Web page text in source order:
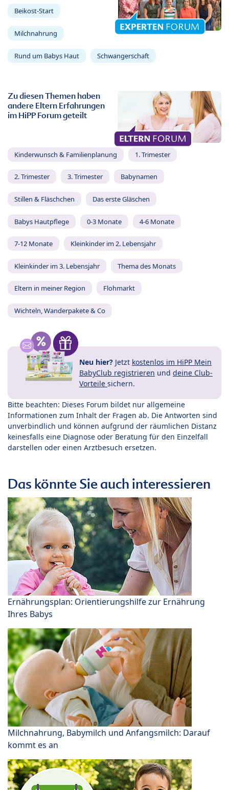
Beikost-Start
Milchnahrung
Rund um Babys Haut Schwangerschaft
Zu diesen Themen haben
andere Eltern Erfahrungen
im HiPP Forum geteilt
Kinderwunsch & Familienplanung 1. Trimester
2. Trimester 3. Trimester Babynamen
Stillen & Fläschchen Das erste Gläschen
Babys Hautpflege 0-3 Monate 4-6 Monate
7-12 Monate Kleinkinder im 2. Lebensjahr
Kleinkinder im 3. Lebensjahr Thema des Monats
Eltern in meiner Region Flohmarkt
Wichteln, Wanderpakete & Co
Neu hier? Jetzt kostenlos im HiPP Mein
BabyClub registrieren und deine Club-
Vorteile sichern.
Bitte beachten: Dieses Forum bildet nur allgemeine
Informationen zum Inhalt der Fragen ab. Die Antworten sind
unverbindlich und können aufgrund der räumlichen Distanz
keinesfalls eine Diagnose oder Beratung für den Einzelfall
darstellen oder einen Arztbesuch ersetzen.
Das könnte Sie auch interessieren
Ernährungsplan: Orientierungshilfe zur Ernährung
Ihres Babys
Milchnahrung, Babymilch und Anfangsmilch: Darauf
kommt es an